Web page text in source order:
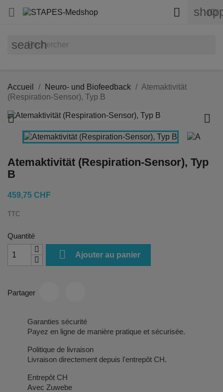
 (0)

search
Accueil Neuro- und Biofeedback
Atemaktivität
(Respiration-Sensor), Typ B
 
Atemaktivität (Respiration-Sensor), Typ
B
459,75 CHF
TTC
Quantité
 Ajouter au panier
Partager
Garanties sécurité
Payez en ligne de manière pratique et sécurisée.
Politique de livraison
Livraison directement depuis l'entrepôt CH.
Entrepôt CH
Avec Zuwebe